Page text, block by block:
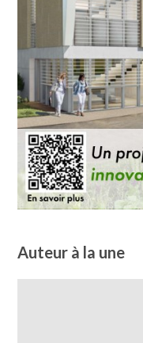
Auteur à la une